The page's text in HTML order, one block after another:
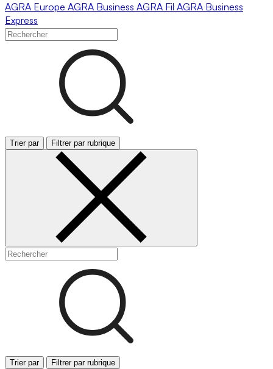
AGRA Europe AGRA Business AGRA Fil AGRA Business
Express
Trier par Filtrer par rubrique
Trier par Filtrer par rubrique